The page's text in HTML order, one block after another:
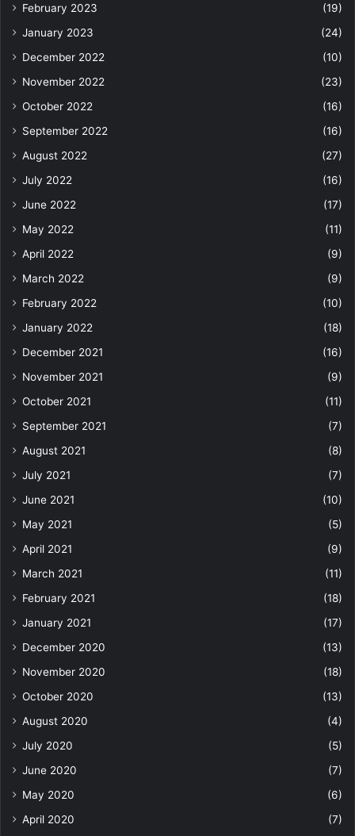
February 2023
(19)
January 2023
(24)
December 2022
(10)
November 2022
(23)
October 2022
(16)
September 2022
(16)
August 2022
(27)
July 2022
(16)
June 2022
(17)
May 2022
(11)
April 2022
(9)
March 2022
(9)
February 2022
(10)
January 2022
(18)
December 2021
(16)
November 2021
(9)
October 2021
(11)
September 2021
(7)
August 2021
(8)
July 2021
(7)
June 2021
(10)
May 2021
(5)
April 2021
(9)
March 2021
(11)
February 2021
(18)
January 2021
(17)
December 2020
(13)
November 2020
(18)
October 2020
(13)
August 2020
(4)
July 2020
(5)
June 2020
(7)
May 2020
(6)
April 2020
(7)